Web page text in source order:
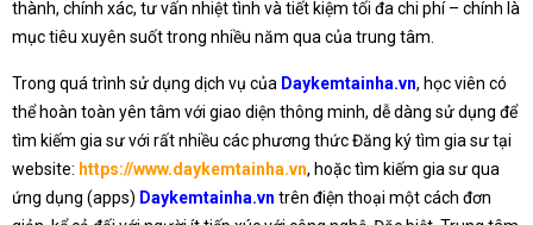
thành, chính xác, tư vấn nhiệt tình và tiết kiệm tối đa chi phí – chính là
mục tiêu xuyên suốt trong nhiều năm qua của trung tâm.
Trong quá trình sử dụng dịch vụ của Daykemtainha.vn, học viên có
thể hoàn toàn yên tâm với giao diện thông minh, dễ dàng sử dụng để
tìm kiếm gia sư với rất nhiều các phương thức Đăng ký tìm gia sư tại
website: https://www.daykemtainha.vn, hoặc tìm kiếm gia sư qua
ứng dụng (apps) Daykemtainha.vn trên điện thoại một cách đơn